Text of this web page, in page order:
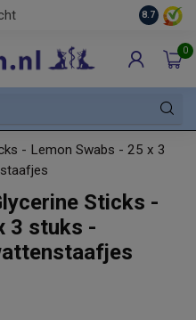
8.7
0
- Lemon Swabs - 25 x 3
Sticks -
3 stuks -